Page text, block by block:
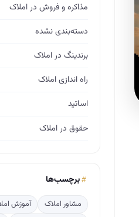
مذاکره و فروش در املاک
دسته‌بندی نشده
برندینگ در املاک
راه اندازی املاک
اساتید
حقوق در املاک
برچسب‌ها
مشاور املاک آموزش